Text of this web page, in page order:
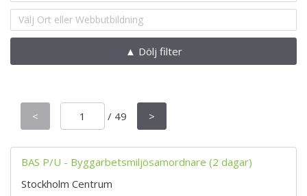
Välj Ort eller Webbutbildning
▲ Dölj filter
< / 49 >
BAS P/U - Byggarbetsmiljösamordnare (2 dagar)
Stockholm Centrum